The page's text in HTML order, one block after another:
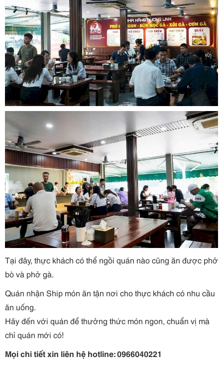
Tại đây, thực khách có thể ngồi quán nào cũng ăn được phở
bò và phở gà.
Quán nhận Ship món ăn tận nơi cho thực khách có nhu cầu
ăn uống.
Hãy đến với quán để thưởng thức món ngon, chuẩn vị mà
chỉ quán mới có!
Mọi chi tiết xin liên hệ hotline: 0966040221